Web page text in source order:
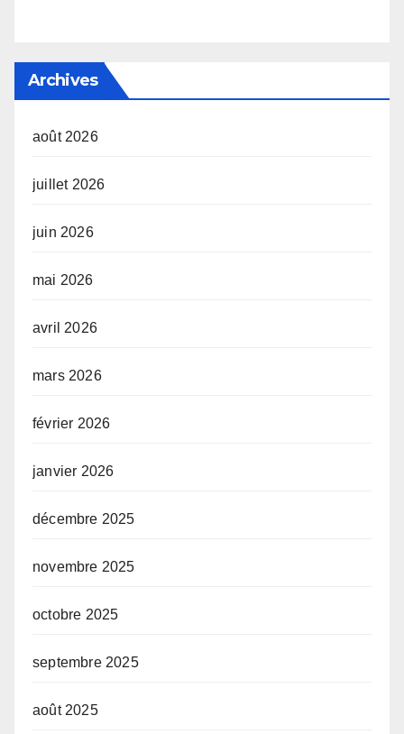
Archives
août 2026
juillet 2026
juin 2026
mai 2026
avril 2026
mars 2026
février 2026
janvier 2026
décembre 2025
novembre 2025
octobre 2025
septembre 2025
août 2025